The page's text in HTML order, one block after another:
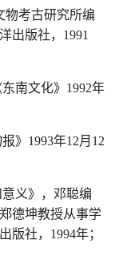
物考古研究所编
出版社，1991
南文化》1992年
》1993年12月12
义》，邓聪编
德坤教授从事学
版社，1994年；